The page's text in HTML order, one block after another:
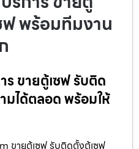
ฟ พร้อมทีมงาน
ร ขายตู้เซฟ รับติด
ได้ตลอด พร้อมให้
ขายตู้เซฟ รับติดตั้งตู้เซฟ